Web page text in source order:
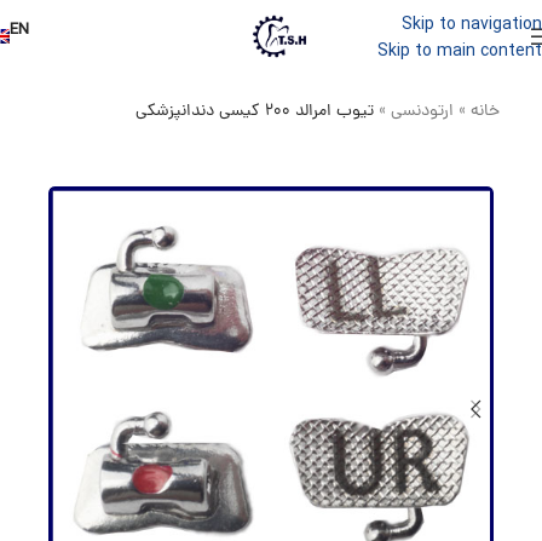
Skip to navigation
Skip to main content
EN
خانه » ارتودنسی » تیوب امرالد 200 کیسی دندانپزشکی